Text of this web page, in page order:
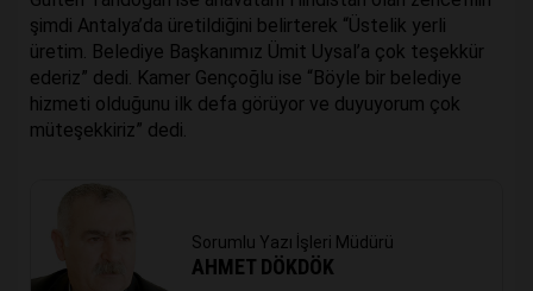
şimdi Antalya’da üretildiğini belirterek “Üstelik yerli
üretim. Belediye Başkanımız Ümit Uysal’a çok teşekkür
ederiz” dedi. Kamer Gençoğlu ise “Böyle bir belediye
hizmeti olduğunu ilk defa görüyor ve duyuyorum çok
müteşekkiriz” dedi.
Sorumlu Yazı İşleri Müdürü
AHMET DÖKDÖK